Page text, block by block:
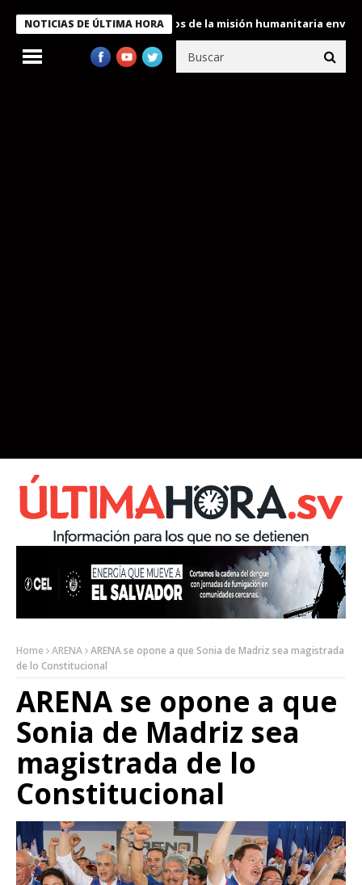
NOTICIAS DE ÚLTIMA HORA
condecora a miembros de la misión humanitaria enviada a
Home ARENA ARENA se opone a que Sonia de Madriz sea magistrada
de lo Constitucional
ARENA se opone a que
Sonia de Madriz sea
magistrada de lo
Constitucional